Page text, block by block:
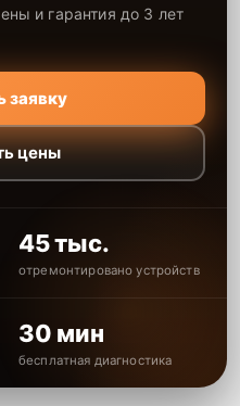
и гарантия до 3 лет
заявку
цены
45 тыс.
отремонтировано устройств
30 мин
бесплатная диагностика